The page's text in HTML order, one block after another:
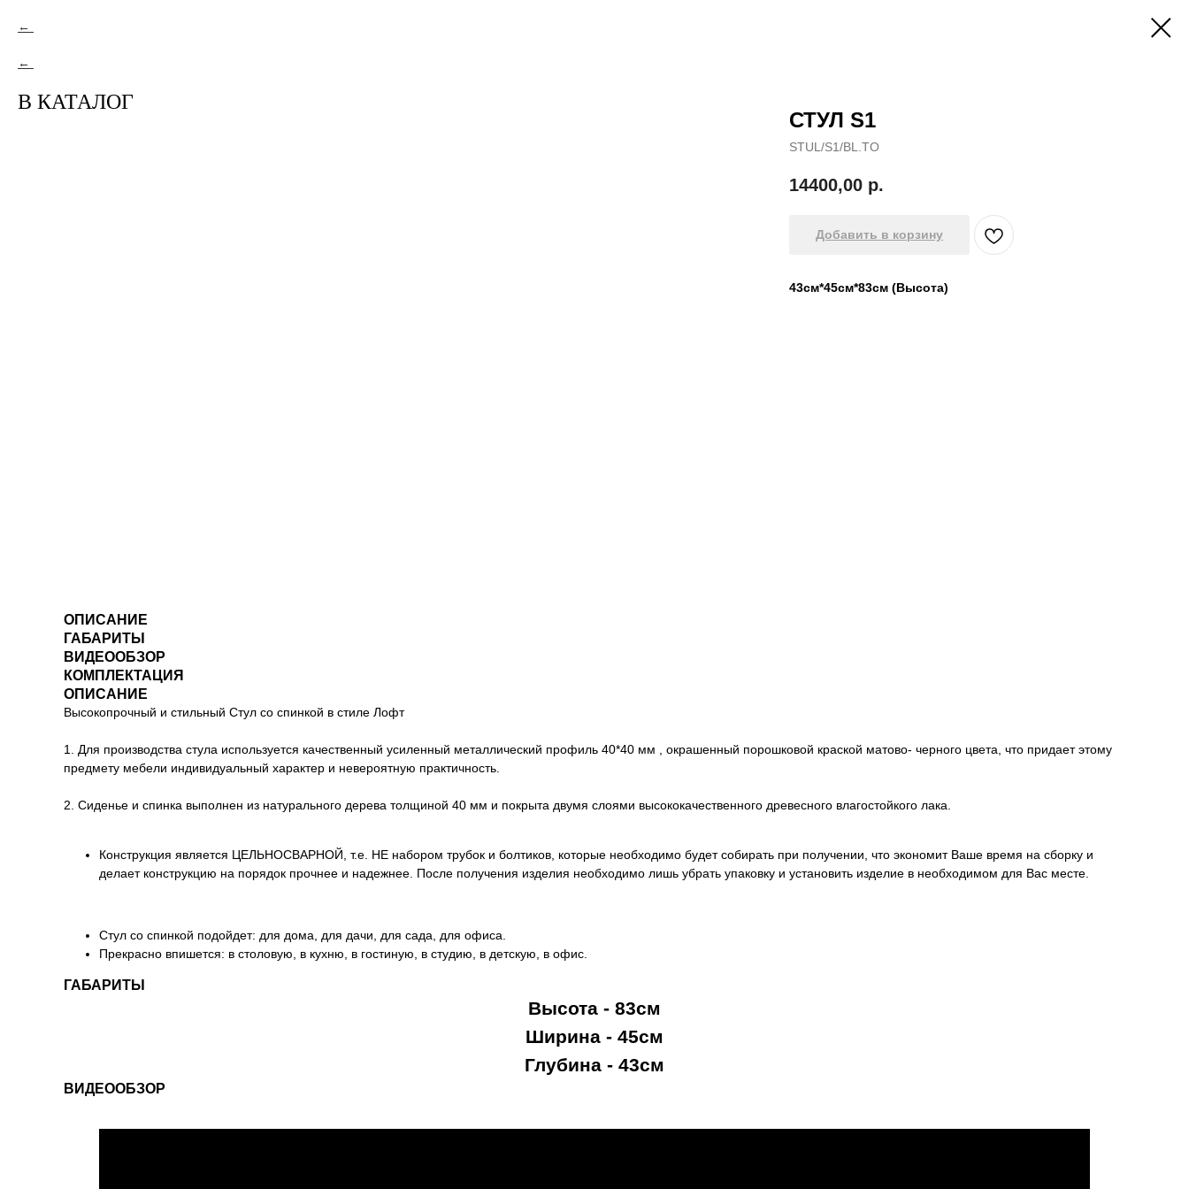
В КАТАЛОГ
СТУЛ S1
STUL/S1/BL.TO
14400,00 р.
Добавить в корзину
43см*45см*83см (Высота)
ОПИСАНИЕ
ГАБАРИТЫ
ВИДЕООБЗОР
КОМПЛЕКТАЦИЯ
ОПИСАНИЕ
Высокопрочный и стильный Стул со спинкой в стиле Лофт
1. Для производства стула используется качественный усиленный металлический профиль 40*40 мм , окрашенный порошковой краской матово- черного цвета, что придает этому
предмету мебели индивидуальный характер и невероятную практичность.
2. Сиденье и спинка выполнен из натурального дерева толщиной 40 мм и покрыта двумя слоями высококачественного древесного влагостойкого лака.
Конструкция является ЦЕЛЬНОСВАРНОЙ, т.е. НЕ набором трубок и болтиков, которые необходимо будет собирать при получении, что экономит Ваше время на сборку и
делает конструкцию на порядок прочнее и надежнее. После получения изделия необходимо лишь убрать упаковку и установить изделие в необходимом для Вас месте.
Стул со спинкой подойдет: для дома, для дачи, для сада, для офиса.
Прекрасно впишется: в столовую, в кухню, в гостиную, в студию, в детскую, в офис.
ГАБАРИТЫ
Высота - 83см
Ширина - 45см
Глубина - 43см
ВИДЕООБЗОР